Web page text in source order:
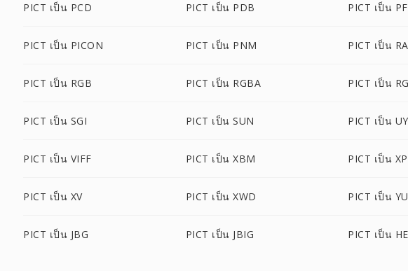
PICT เป็น PCD PICT เป็น PDB PICT เป็น
PICT เป็น PICON PICT เป็น PNM PICT เป็น
PICT เป็น RGB PICT เป็น RGBA PICT เป็น
PICT เป็น SGI PICT เป็น SUN PICT เป็น
PICT เป็น VIFF PICT เป็น XBM PICT เป็น
PICT เป็น XV PICT เป็น XWD PICT เป็น
PICT เป็น JBG PICT เป็น JBIG PICT เป็น